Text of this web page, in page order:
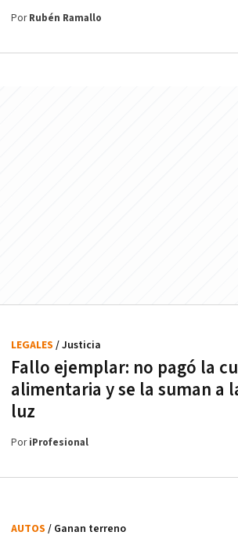
PorRubén Ramallo
Fallo ejemplar: no pagó la
alimentaria y se la suman a
luz
LEGALES / Justicia
PoriProfesional
AUTOS / Ganan terreno